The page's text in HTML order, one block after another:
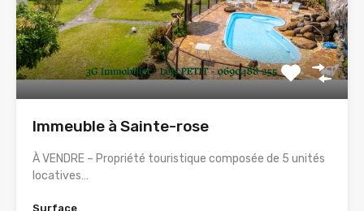
Immeuble à Sainte-rose
À VENDRE – Propriété touristique composée de 5 unités
locatives…
Surface